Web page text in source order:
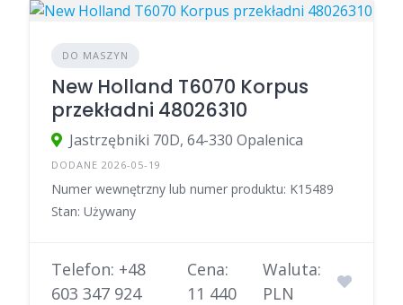
DO MASZYN
New Holland T6070 Korpus
przekładni 48026310
Jastrzębniki 70D, 64-330 Opalenica
DODANE 2026-05-19
Numer wewnętrzny lub numer produktu: K15489
Stan: Używany
Telefon: +48
603 347 924
Cena:
11 440
Waluta:
PLN